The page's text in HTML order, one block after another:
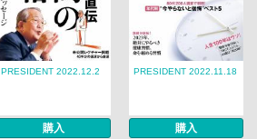
PRESIDENT 2022.12.2
購入
PRESIDENT 2022.11.18
購入